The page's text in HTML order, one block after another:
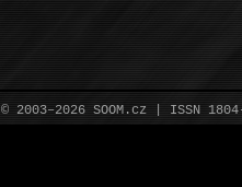
© 2003–2026 SOOM.cz | ISSN